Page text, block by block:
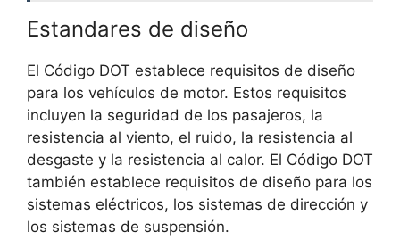
Estandares de diseño
El Código DOT establece requisitos de diseño
para los vehículos de motor. Estos requisitos
incluyen la seguridad de los pasajeros, la
resistencia al viento, el ruido, la resistencia al
desgaste y la resistencia al calor. El Código DOT
también establece requisitos de diseño para los
sistemas eléctricos, los sistemas de dirección y
los sistemas de suspensión.